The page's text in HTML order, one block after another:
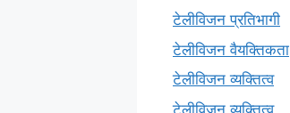
टेलीविजन प्रतिभागी
टेलीविजन वैयक्तिकता
टेलीविजन व्यक्तित्व
टेलीविज़न व्यक्तित्व